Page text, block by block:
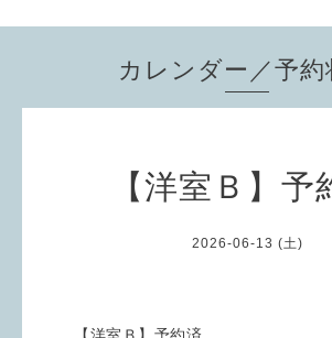
カレンダー／予約
【洋室Ｂ】予
2026-06-13 (土)